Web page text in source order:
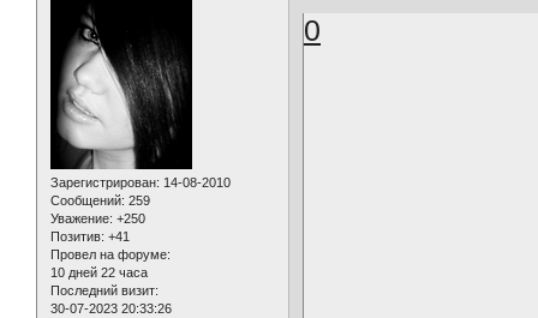
Зарегистрирован: 14-08-2010
Сообщений: 259
Уважение: +250
Позитив: +41
Провел на форуме:
10 дней 22 часа
Последний визит:
30-07-2023 20:33:26
0